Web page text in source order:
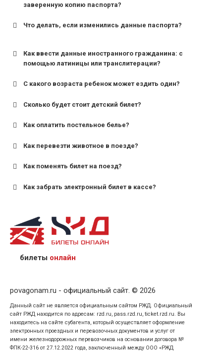
заверенную копию паспорта?
Что делать, если изменились данные паспорта?
Как ввести данные иностранного гражданина: с
помощью латиницы или транслитерации?
С какого возраста ребенок может ездить один?
для поездов дальнего следования — от 10 лет и
для пригородных поездов — от 7 лет.
Сколько будет стоит детский билет?
Как оплатить постельное белье?
Как перевезти животное в поезде?
Как поменять билет на поезд?
Как забрать электронный билет в кассе?
назвав кассиру 14-значный номер заказа;
предъявив удостоверение личности пассажира, на
кого оформлен билет.
билеты онлайн
povagonam.ru - официальный сайт. © 2026
Данный сайт не является официальным сайтом РЖД. Официальный
сайт РЖД находится по адресам: rzd.ru, pass.rzd.ru, ticket.rzd.ru. Вы
находитесь на сайте субагента, который осуществляет оформление
электронных проездных и перевозочных документов и услуг от
имени железнодорожных перевозчиков на основании договора №
ФПК-22-316 от 27.12.2022 года, заключенный между ООО «РЖД